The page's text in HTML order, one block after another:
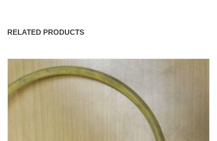
RELATED PRODUCTS